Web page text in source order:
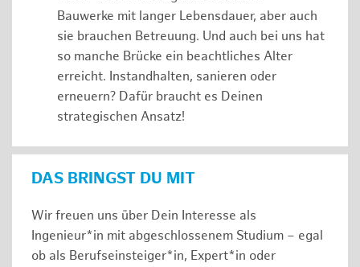
Bauwerke mit langer Lebensdauer, aber auch
sie brauchen Betreuung. Und auch bei uns hat
so manche Brücke ein beachtliches Alter
erreicht. Instandhalten, sanieren oder
erneuern? Dafür braucht es Deinen
strategischen Ansatz!
DAS BRINGST DU MIT
Wir freuen uns über Dein Interesse als
Ingenieur*in mit abgeschlossenem Studium – egal
ob als Berufseinsteiger*in, Expert*in oder